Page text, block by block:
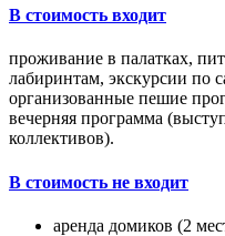
В стоимость входит
проживание в палатках,
лабиринтам, экскурсии по
организованные пешие
вечерняя программа
коллективов).
В стоимость не входит
аренда домиков (2